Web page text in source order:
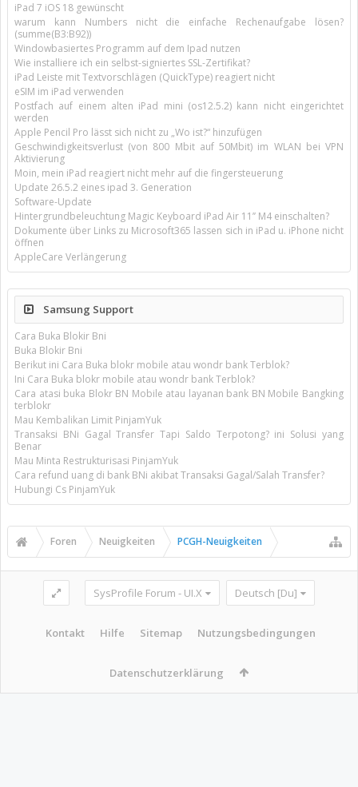
iPad 7 iOS 18 gewünscht
warum kann Numbers nicht die einfache Rechenaufgabe lösen?
(summe(B3:B92))
Windowbasiertes Programm auf dem Ipad nutzen
Wie installiere ich ein selbst-signiertes SSL-Zertifikat?
iPad Leiste mit Textvorschlägen (QuickType) reagiert nicht
eSIM im iPad verwenden
Postfach auf einem alten iPad mini (os12.5.2) kann nicht eingerichtet
werden
Apple Pencil Pro lässt sich nicht zu „Wo ist?“ hinzufügen
Geschwindigkeitsverlust (von 800 Mbit auf 50Mbit) im WLAN bei VPN
Aktivierung
Moin, mein iPad reagiert nicht mehr auf die fingersteuerung
Update 26.5.2 eines ipad 3. Generation
Software-Update
Hintergrundbeleuchtung Magic Keyboard iPad Air 11’’ M4 einschalten?
Dokumente über Links zu Microsoft365 lassen sich in iPad u. iPhone nicht
öffnen
AppleCare Verlängerung
Samsung Support
Cara Buka Blokir Bni
Buka Blokir Bni
Berikut ini Cara Buka blokr mobile atau wondr bank Terblok?
Ini Cara Buka blokr mobile atau wondr bank Terblok?
Cara atasi buka Blokr BN Mobile atau layanan bank BN Mobile Bangking
terblokr
Mau Kembalikan Limit PinjamYuk
Transaksi BNi Gagal Transfer Tapi Saldo Terpotong? ini Solusi yang
Benar
Mau Minta Restrukturisasi PinjamYuk
Cara refund uang di bank BNi akibat Transaksi Gagal/Salah Transfer?
Hubungi Cs PinjamYuk
Foren Neuigkeiten PCGH-Neuigkeiten
SysProfile Forum - UI.X Deutsch [Du]
Kontakt Hilfe Sitemap Nutzungsbedingungen
Datenschutzerklärung